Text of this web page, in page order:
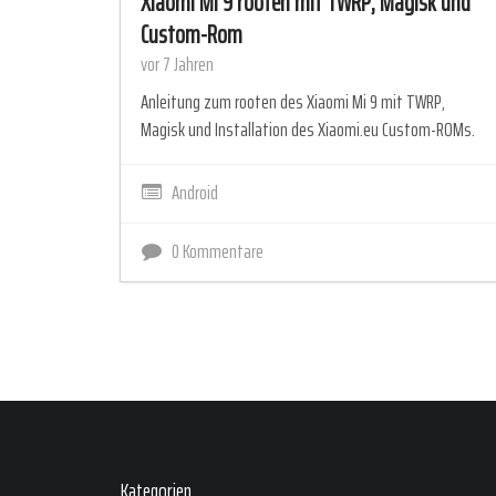
Custom-Rom
vor 7 Jahren
Anleitung zum rooten des Xiaomi Mi 9 mit TWRP,
Magisk und Installation des Xiaomi.eu Custom-ROMs.
Android
0 Kommentare